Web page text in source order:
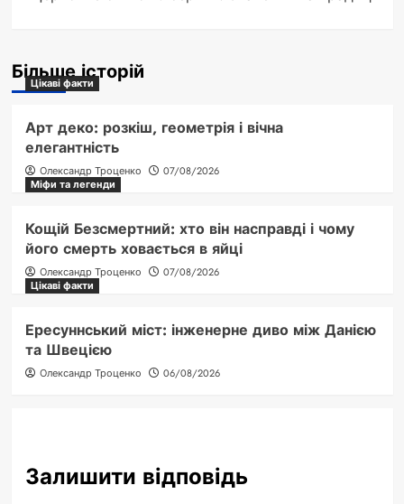
Більше історій
Цікаві факти
Арт деко: розкіш, геометрія і вічна
елегантність
Олександр Троценко
07/08/2026
Міфи та легенди
Кощій Безсмертний: хто він насправді і чому
його смерть ховається в яйці
Олександр Троценко
07/08/2026
Цікаві факти
Ересуннський міст: інженерне диво між Данією
та Швецією
Олександр Троценко 06/08/2026
Залишити відповідь